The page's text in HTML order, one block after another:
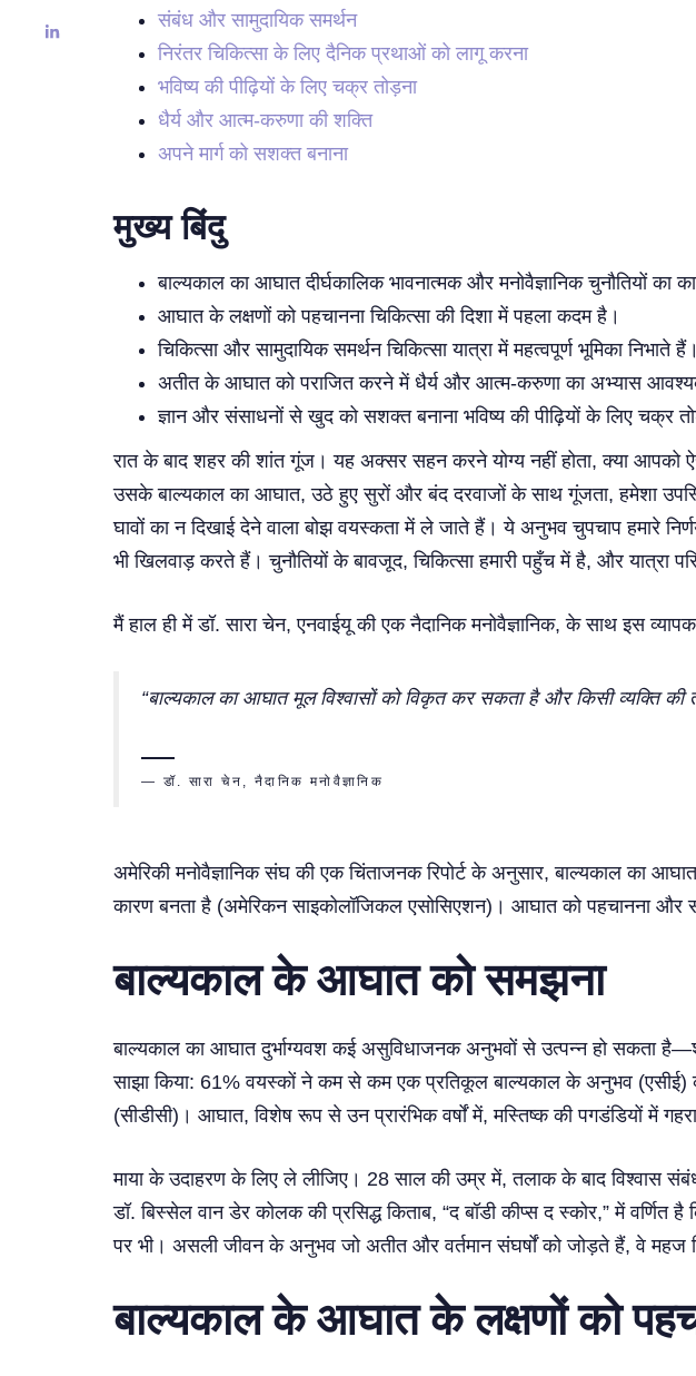
संबंध और सामुदायिक समर्थन
निरंतर चिकित्सा के लिए दैनिक प्रथाओं को लागू करना
भविष्य की पीढ़ियों के लिए चक्र तोड़ना
धैर्य और आत्म-करुणा की शक्ति
अपने मार्ग को सशक्त बनाना
मुख्य बिंदु
बाल्यकाल का आघात दीर्घकालिक भावनात्मक और मनोवैज्ञानिक चुनौतियों का
आघात के लक्षणों को पहचानना चिकित्सा की दिशा में पहला कदम है।
चिकित्सा और सामुदायिक समर्थन चिकित्सा यात्रा में महत्वपूर्ण भूमिका निभाते हैं।
अतीत के आघात को पराजित करने में धैर्य और आत्म-करुणा का अभ्यास
ज्ञान और संसाधनों से खुद को सशक्त बनाना भविष्य की पीढ़ियों के लिए चक्र
रात के बाद शहर की शांत गूंज। यह अक्सर सहन करने योग्य नहीं होता, क्या आपको
उसके बाल्यकाल का आघात, उठे हुए सुरों और बंद दरवाजों के साथ गूंजता, हमेशा
घावों का न दिखाई देने वाला बोझ वयस्कता में ले जाते हैं। ये अनुभव चुपचाप हमारे
भी खिलवाड़ करते हैं। चुनौतियों के बावजूद, चिकित्सा हमारी पहुँच में है, और यात्रा
मैं हाल ही में डॉ. सारा चेन, एनवाईयू की एक नैदानिक मनोवैज्ञानिक, के साथ इस व्यापक
“बाल्यकाल का आघात मूल विश्वासों को विकृत कर सकता है और किसी व्यक्ति
— डॉ. सारा चेन, नैदानिक मनोवैज्ञानिक
अमेरिकी मनोवैज्ञानिक संघ की एक चिंताजनक रिपोर्ट के अनुसार, बाल्यकाल का
कारण बनता है (अमेरिकन साइकोलॉजिकल एसोसिएशन)। आघात को पहचानना और
बाल्यकाल के आघात को समझना
बाल्यकाल का आघात दुर्भाग्यवश कई असुविधाजनक अनुभवों से उत्पन्न हो सकता
साझा किया: 61% वयस्कों ने कम से कम एक प्रतिकूल बाल्यकाल के अनुभव (एसीई)
(सीडीसी)। आघात, विशेष रूप से उन प्रारंभिक वर्षों में, मस्तिष्क की पगडंडियों में
माया के उदाहरण के लिए ले लीजिए। 28 साल की उम्र में, तलाक के बाद विश्वास
डॉ. बिस्सेल वान डेर कोलक की प्रसिद्ध किताब, “द बॉडी कीप्स द स्कोर,” में वर्णित
पर भी। असली जीवन के अनुभव जो अतीत और वर्तमान संघर्षों को जोड़ते हैं, वे महज
बाल्यकाल के आघात के लक्षणों को